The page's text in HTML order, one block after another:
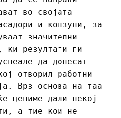
во својата
и конзули, за
значителни
ки резултати ги
да донесат
отворил работни
Врз основа на таа
цениме дали некој
а тие кои не